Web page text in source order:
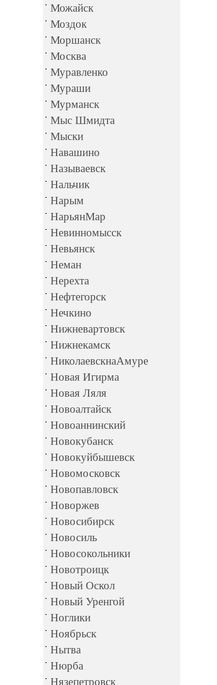
Можайск
Моздок
Моршанск
Москва
Муравленко
Мураши
Мурманск
Мыс Шмидта
Мыски
Навашино
Называевск
Нальчик
Нарым
НарьянМар
Невинномысск
Невьянск
Неман
Нерехта
Нефтегорск
Нечкино
Нижневартовск
Нижнекамск
НиколаевскнаАмуре
Новая Игирма
Новая Ляля
Новоалтайск
Новоаннинский
Новокубанск
Новокуйбышевск
Новомосковск
Новопавловск
Новоржев
Новосибирск
Новосиль
Новосокольники
Новотроицк
Новый Оскол
Новый Уренгой
Ноглики
Ноябрьск
Нытва
Нюрба
Нязепетровск